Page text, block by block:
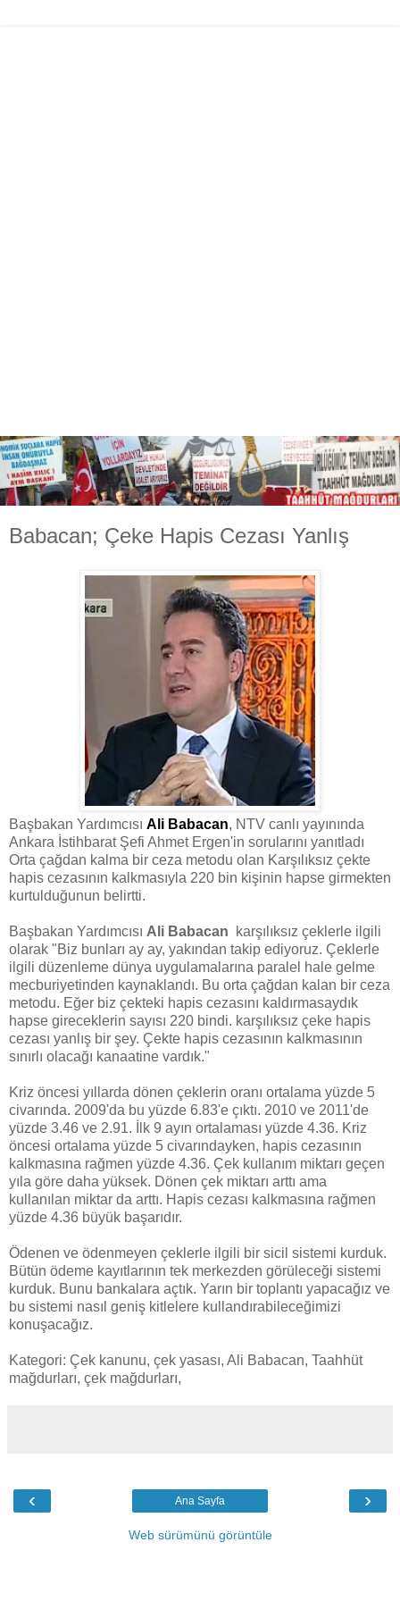
Babacan; Çeke Hapis Cezası Yanlış
Başbakan Yardımcısı Ali Babacan, NTV canlı yayınında
Ankara İstihbarat Şefi Ahmet Ergen'in sorularını yanıtladı
Orta çağdan kalma bir ceza metodu olan Karşılıksız çekte
hapis cezasının kalkmasıyla 220 bin kişinin hapse girmekten
kurtulduğunun belirtti.
Başbakan Yardımcısı Ali Babacan
karşılıksız çeklerle ilgili
olarak "Biz bunları ay ay, yakından takip ediyoruz. Çeklerle
ilgili düzenleme dünya uygulamalarına paralel hale gelme
mecburiyetinden kaynaklandı. Bu orta çağdan kalan bir ceza
metodu. Eğer biz çekteki hapis cezasını kaldırmasaydık
hapse gireceklerin sayısı 220 bindi. karşılıksız çeke hapis
cezası yanlış bir şey. Çekte hapis cezasının kalkmasının
sınırlı olacağı kanaatine vardık."
Kriz öncesi yıllarda dönen çeklerin oranı ortalama yüzde 5
civarında. 2009'da bu yüzde 6.83'e çıktı. 2010 ve 2011'de
yüzde 3.46 ve 2.91. İlk 9 ayın ortalaması yüzde 4.36. Kriz
öncesi ortalama yüzde 5 civarındayken, hapis cezasının
kalkmasına rağmen yüzde 4.36. Çek kullanım miktarı geçen
yıla göre daha yüksek. Dönen çek miktarı arttı ama
kullanılan miktar da arttı. Hapis cezası kalkmasına rağmen
yüzde 4.36 büyük başarıdır.
Ödenen ve ödenmeyen çeklerle ilgili bir sicil sistemi kurduk.
Bütün ödeme kayıtlarının tek merkezden görüleceği sistemi
kurduk. Bunu bankalara açtık. Yarın bir toplantı yapacağız ve
bu sistemi nasıl geniş kitlelere kullandırabileceğimizi
konuşacağız.
Kategori: Çek kanunu, çek yasası, Ali Babacan, Taahhüt
mağdurları, çek mağdurları,
‹ ›
Ana Sayfa
Web sürümünü görüntüle